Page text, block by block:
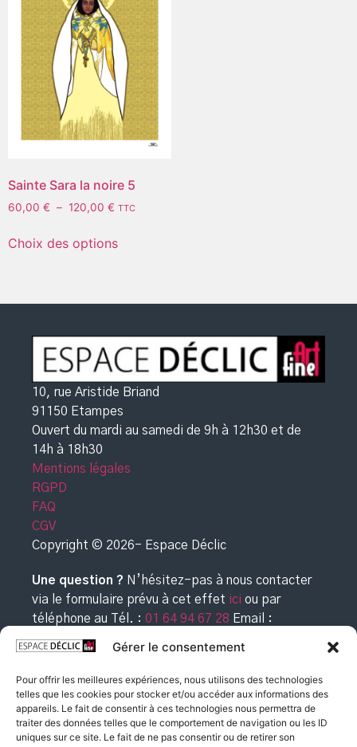
Gérer le consentement
Pour offrir les meilleures expériences, nous utilisons des technologies
telles que les cookies pour stocker et/ou accéder aux informations des
appareils. Le fait de consentir à ces technologies nous permettra de
traiter des données telles que le comportement de navigation ou les ID
uniques sur ce site. Le fait de ne pas consentir ou de retirer son
Sainte Sara la noire 5
60,00 € – 120,00 € TTC
Choix des options
10, rue Aristide Briand
91150 Etampes
Ouvert du mardi au samedi de 9h à 12h30 et de
14h à 18h30
Mentions légales
RGPD
FAQ
CGV
Copyright © 2026- Espace Déclic
Une question ? N’hésitez-pas à nous contacter
via le formulaire prévu à cet effet ici ou par
téléphone au
Tél. : 01 64 94 67 28 Email :
commande@espacedeclic.com